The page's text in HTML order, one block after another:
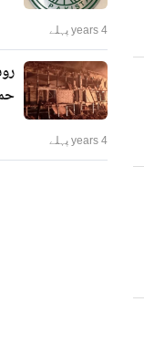
4 years پہلے
حملہ،
4 years پہلے